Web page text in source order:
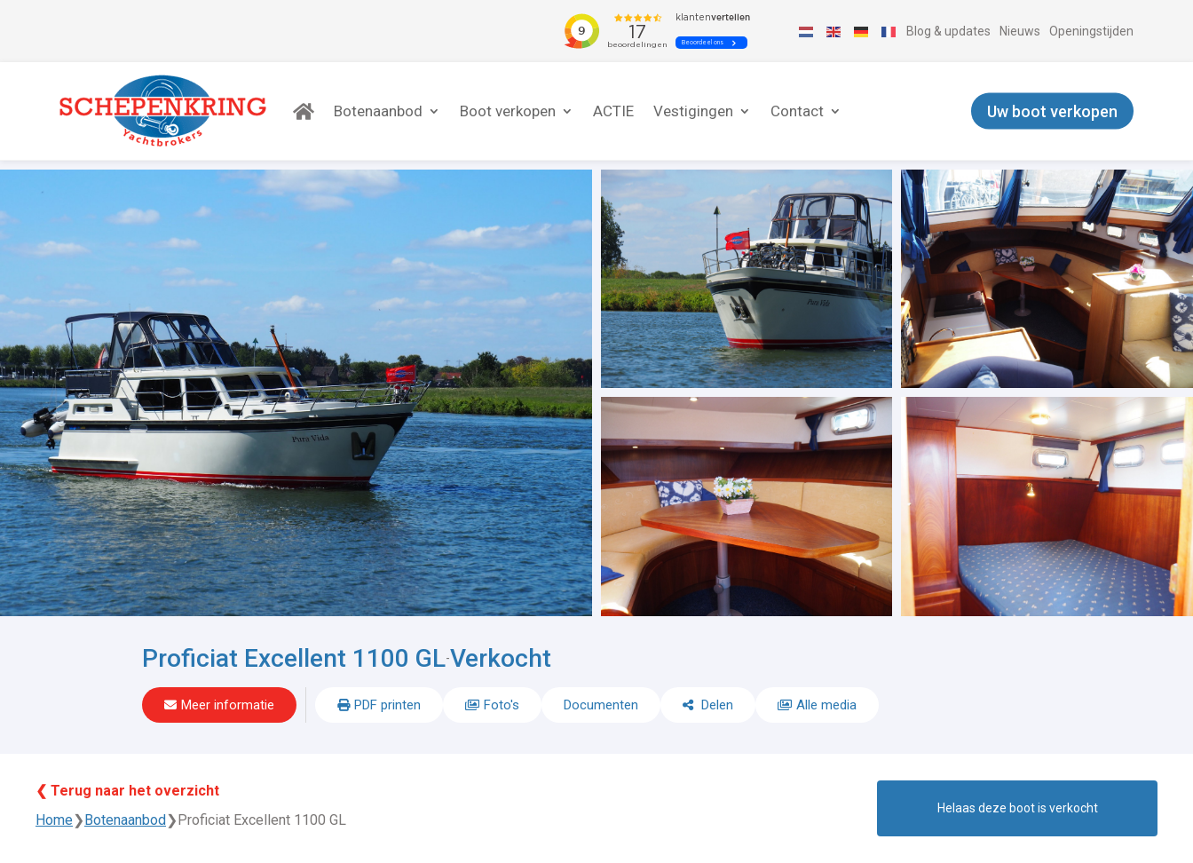
Blog & updates Nieuws Openingstijden
Botenaanbod Boot verkopen ACTIE Vestigingen Contact Uw boot verkopen
Proficiat Excellent 1100 GL-Verkocht
Meer informatie PDF printen Foto's Documenten Delen Alle media
❮ Terug naar het overzicht
Home❯Botenaanbod❯Proficiat Excellent 1100 GL
Helaas deze boot is verkocht